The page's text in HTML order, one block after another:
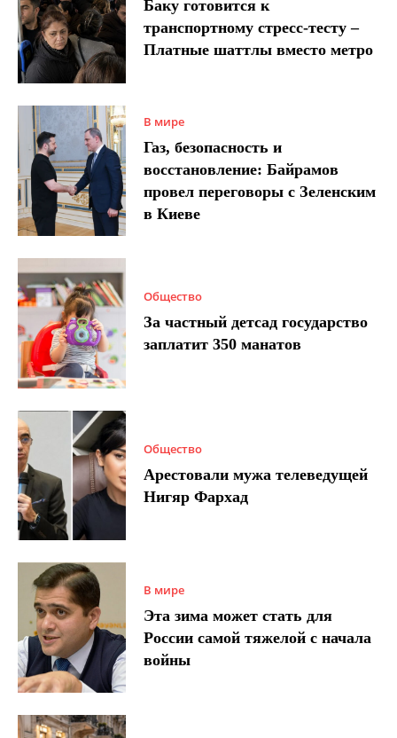
Баку готовится к
транспортному стресс-тесту –
Платные шаттлы вместо метро
В мире
Газ, безопасность и
восстановление: Байрамов
провел переговоры с Зеленским
в Киеве
Общество
За частный детсад государство
заплатит 350 манатов
Общество
Арестовали мужа телеведущей
Нигяр Фархад
В мире
Эта зима может стать для
России самой тяжелой с начала
войны